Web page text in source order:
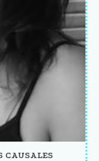
CAUSALES